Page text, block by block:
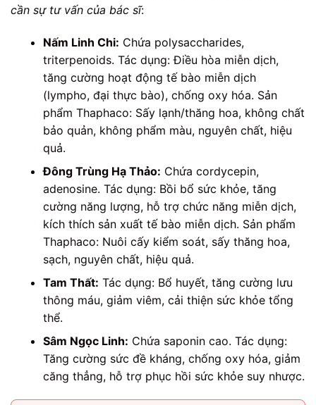
cần sự tư vấn của bác sĩ:
Nấm Linh Chi: Chứa polysaccharides,
triterpenoids. Tác dụng: Điều hòa miễn dịch,
tăng cường hoạt động tế bào miễn dịch
(lympho, đại thực bào), chống oxy hóa. Sản
phẩm Thaphaco: Sấy lạnh/thăng hoa, không chất
bảo quản, không phẩm màu, nguyên chất, hiệu
quả.
Đông Trùng Hạ Thảo: Chứa cordycepin,
adenosine. Tác dụng: Bồi bổ sức khỏe, tăng
cường năng lượng, hỗ trợ chức năng miễn dịch,
kích thích sản xuất tế bào miễn dịch. Sản phẩm
Thaphaco: Nuôi cấy kiểm soát, sấy thăng hoa,
sạch, nguyên chất, hiệu quả.
Tam Thất: Tác dụng: Bổ huyết, tăng cường lưu
thông máu, giảm viêm, cải thiện sức khỏe tổng
thể.
Sâm Ngọc Linh: Chứa saponin cao. Tác dụng:
Tăng cường sức đề kháng, chống oxy hóa, giảm
căng thẳng, hỗ trợ phục hồi sức khỏe suy nhược.